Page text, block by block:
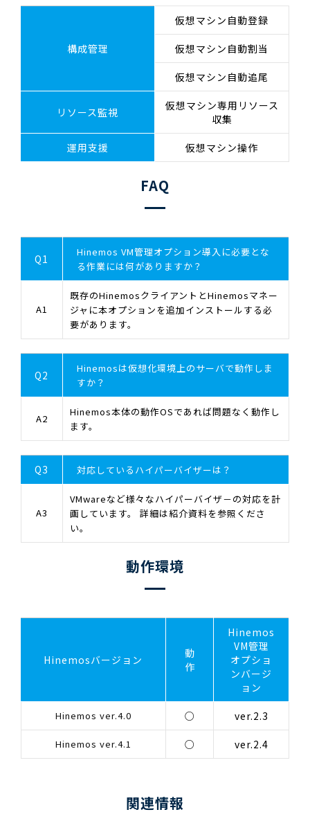
構成管理
仮想マシン自動登録
仮想マシン自動割当
仮想マシン自動追尾
リソース監視
仮想マシン専用リソース
収集
運用支援 仮想マシン操作
FAQ
Q1
Hinemos VM管理オプション導入に必要とな
る作業には何がありますか？
A1
既存のHinemosクライアントとHinemosマネー
ジャに本オプションを追加インストールする必
要があります。
Q2
Hinemosは仮想化環境上のサーバで動作しま
すか？
A2
Hinemos本体の動作OSであれば問題なく動作し
ます。
Q3 対応しているハイパーバイザーは？
A3
VMwareなど様々なハイパーバイザ－の対応を計
画しています。 詳細は紹介資料を参照くださ
い。
動作環境
Hinemosバージョン
動
作
Hinemos
VM管理
オプショ
ンバージ
ョン
Hinemos ver.4.0 ○ ver.2.3
Hinemos ver.4.1 ○ ver.2.4
関連情報